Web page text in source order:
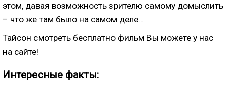
этом, давая возможность зрителю самому домыслить
– что же там было на самом деле…
Тайсон смотреть бесплатно фильм Вы можете у нас
на сайте!
Интересные факты: